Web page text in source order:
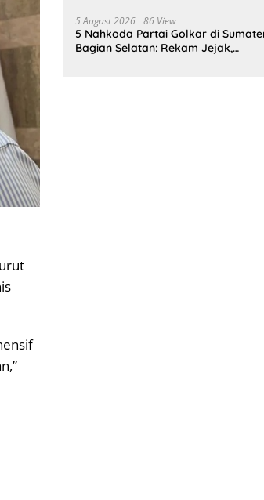
5 August 2026 86 View
5 Nahkoda Partai Golkar di
Bagian Selatan: Rekam Jejak,